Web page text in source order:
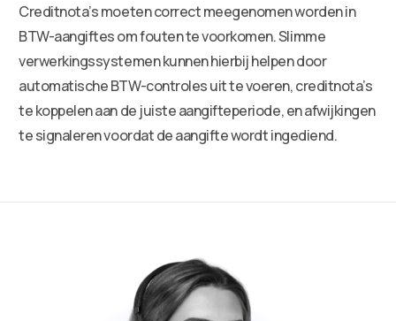
Creditnota’s moeten correct meegenomen worden in
BTW-aangiftes om fouten te voorkomen. Slimme
verwerkingssystemen kunnen hierbij helpen door
automatische BTW-controles uit te voeren, creditnota’s
te koppelen aan de juiste aangifteperiode, en afwijkingen
te signaleren voordat de aangifte wordt ingediend.